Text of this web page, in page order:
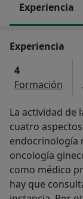
Experiencia
Experiencia
4
Formación
La actividad de
cuatro
endocrinología
oncología
como médico
hay que